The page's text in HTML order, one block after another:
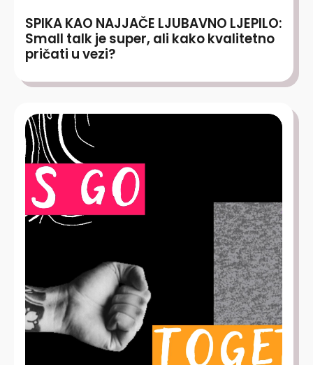
SPIKA KAO NAJJAČE LJUBAVNO LJEPILO:
Small talk je super, ali kako kvalitetno
pričati u vezi?